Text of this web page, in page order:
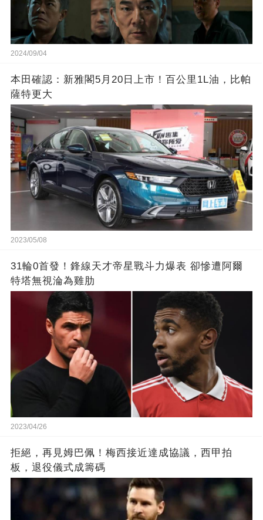
2024/09/04
本田確認：新雅閣5月20日上市！百公里1L油，比帕
薩特更大
2023/05/08
31輪0首發！鋒線天才帝星戰斗力爆表 卻慘遭阿爾
特塔無視淪為雞肋
2023/04/26
拒絕，再見姆巴佩！梅西接近達成協議，西甲拍
板，退役儀式成籌碼